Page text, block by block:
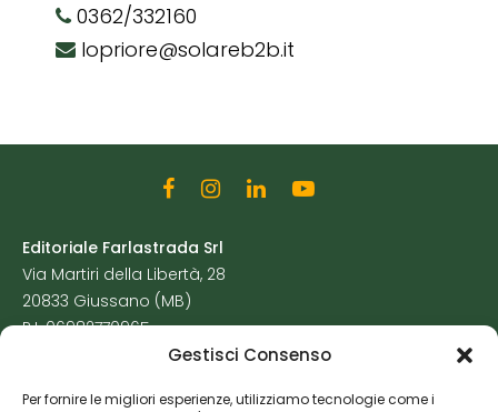
Gestisci Consenso
Per fornire le migliori esperienze, utilizziamo tecnologie come i
0362/332160
lopriore@solareb2b.it
Editoriale Farlastrada Srl
Via Martiri della Libertà, 28
20833 Giussano (MB)
P.I. 06982770965
Cookie Policy